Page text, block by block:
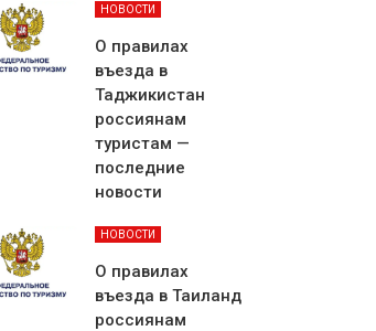
НОВОСТИ
О правилах
въезда в
Таджикистан
россиянам
туристам —
последние
новости
НОВОСТИ
О правилах
въезда в Таиланд
россиянам